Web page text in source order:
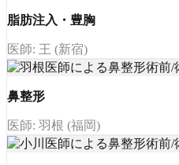
脂肪注入・豊胸
医師: 王 (新宿)
鼻整形
医師: 羽根 (福岡)